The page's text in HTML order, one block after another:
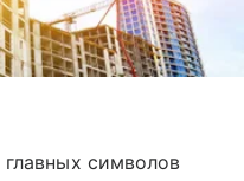
символов